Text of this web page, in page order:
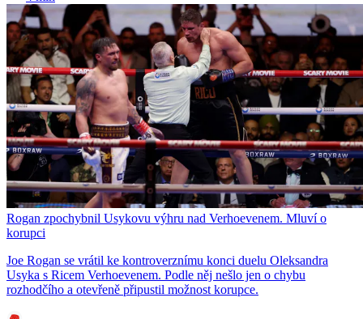
Rogan zpochybnil Usykovu výhru nad Verhoevenem. Mluví o
korupci
Joe Rogan se vrátil ke kontroverznímu konci duelu Oleksandra
Usyka s Ricem Verhoevenem. Podle něj nešlo jen o chybu
rozhodčího a otevřeně připustil možnost korupce.